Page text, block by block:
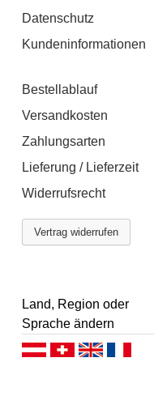
Datenschutz
Kundeninformationen
Bestellablauf
Versandkosten
Zahlungsarten
Lieferung / Lieferzeit
Widerrufsrecht
Vertrag widerrufen
Land, Region oder
Sprache ändern
Deutsch (AT)Deutsch (CH)